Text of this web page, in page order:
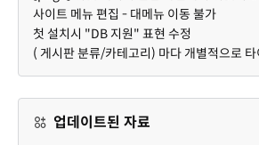
사이트 메뉴 편집 - 대메뉴 이동 불가
첫 설치시 "DB 지원" 표현 수정
업데이트된 자료